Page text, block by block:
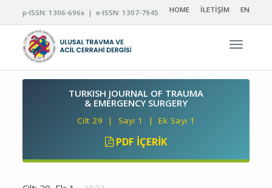
p-ISSN: 1306-696x | e-ISSN: 1307-7945 HOME İLETİŞİM EN
TURKISH JOURNAL OF TRAUMA
& EMERGENCY SURGERY
Cilt 29 | Sayı 1 | Ek Sayı 1
PDF İÇERIK